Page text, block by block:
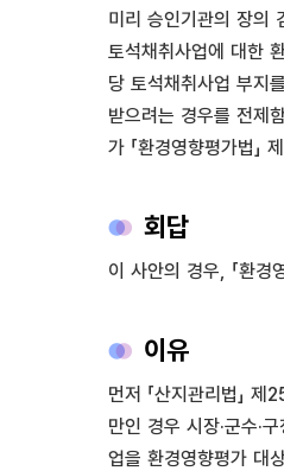
미리 승인기관의 장의
토석채취사업에 대한
당 토석채취사업 부지
받으려는 경우를 전제
가 「환경영향평가법
회답
이 사안의 경우, 「환경
이유
먼저 「산지관리법」
만인 경우 시장·군수·
업을 환경영향평가 대